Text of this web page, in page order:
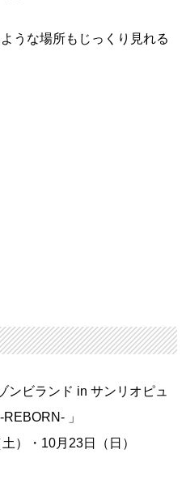
うな場所もじっくり見れる
ンビランド in サンリオピュ
」
）・10月23日（日）